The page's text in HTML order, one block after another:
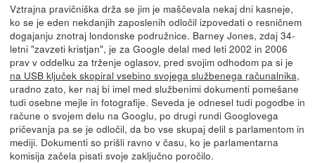
Vztrajna pravičniška drža se jim je maščevala nekaj dni kasneje,
ko se je eden nekdanjih zaposlenih odločil izpovedati o resničnem
dogajanju znotraj londonske podružnice. Barney Jones, zdaj 34-
letni "zavzeti kristjan", je za Google delal med leti 2002 in 2006
prav v oddelku za trženje oglasov, pred svojim odhodom pa si je
na USB ključek skopiral vsebino svojega službenega računalnika,
uradno zato, ker naj bi imel med službenimi dokumenti pomešane
tudi osebne mejle in fotografije. Seveda je odnesel tudi pogodbe in
račune o svojem delu na Googlu, po drugi rundi Googlovega
pričevanja pa se je odločil, da bo vse skupaj delil s parlamentom in
mediji. Dokumenti so prišli ravno v času, ko je parlamentarna
komisija začela pisati svoje zaključno poročilo.